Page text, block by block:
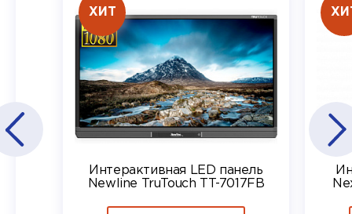
ХИТ
Интерактивная LED панель
Newline TruTouch TT-7017FB